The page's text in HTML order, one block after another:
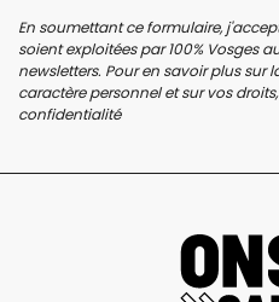
En soumettant ce formulaire,
soient exploitées par 100% Vosges
newsletters. Pour en savoir plus sur
caractère personnel et sur vos
confidentialité